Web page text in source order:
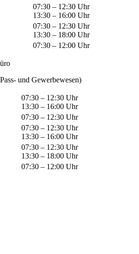
07:30 – 12:30 Uhr
13:30 – 16:00 Uhr
07:30 – 12:30 Uhr
13:30 – 18:00 Uhr
07:30 – 12:00 Uhr
und Gewerbewesen)
07:30 – 12:30 Uhr
13:30 – 16:00 Uhr
07:30 – 12:30 Uhr
07:30 – 12:30 Uhr
13:30 – 16:00 Uhr
07:30 – 12:30 Uhr
13:30 – 18:00 Uhr
07:30 – 12:00 Uhr